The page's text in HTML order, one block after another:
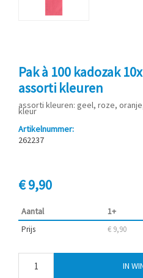
Pak à 100 kadozak
assorti kleuren
assorti kleuren: geel, roze,
kleur
Artikelnummer:
262237
€ 9,90
Aantal 1+
Prijs € 9,90